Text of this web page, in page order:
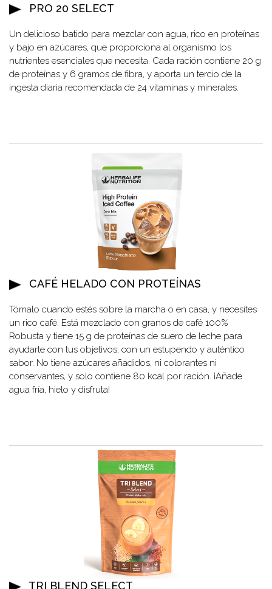
PRO 20 SELECT
Un delicioso batido para mezclar con agua, rico en proteínas
y bajo en azúcares, que proporciona al organismo los
nutrientes esenciales que necesita. Cada ración contiene 20 g
de proteínas y 6 gramos de fibra, y aporta un tercio de la
ingesta diaria recomendada de 24 vitaminas y minerales.
CAFÉ HELADO CON PROTEÍNAS
Tómalo cuando estés sobre la marcha o en casa, y necesites
un rico café. Está mezclado con granos de café 100%
Robusta y tiene 15 g de proteínas de suero de leche para
ayudarte con tus objetivos, con un estupendo y auténtico
sabor. No tiene azúcares añadidos, ni colorantes ni
conservantes, y solo contiene 80 kcal por ración. ¡Añade
agua fría, hielo y disfruta!
TRI BLEND SELECT